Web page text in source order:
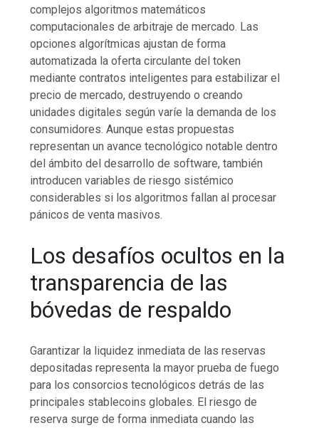
complejos algoritmos matemáticos
computacionales de arbitraje de mercado. Las
opciones algorítmicas ajustan de forma
automatizada la oferta circulante del token
mediante contratos inteligentes para estabilizar el
precio de mercado, destruyendo o creando
unidades digitales según varíe la demanda de los
consumidores. Aunque estas propuestas
representan un avance tecnológico notable dentro
del ámbito del desarrollo de software, también
introducen variables de riesgo sistémico
considerables si los algoritmos fallan al procesar
pánicos de venta masivos.
Los desafíos ocultos en la
transparencia de las
bóvedas de respaldo
Garantizar la liquidez inmediata de las reservas
depositadas representa la mayor prueba de fuego
para los consorcios tecnológicos detrás de las
principales stablecoins globales. El riesgo de
reserva surge de forma inmediata cuando las